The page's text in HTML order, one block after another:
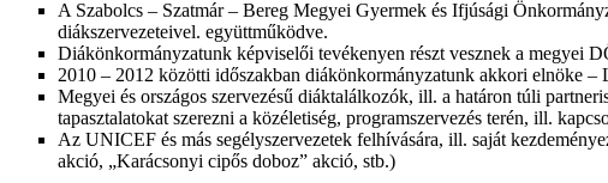
A Szabolcs – Szatmár – Bereg Megyei Gyermek és Ifjúsági
diákszervezeteivel. együttműködve.
Diákönkormányzatunk képviselői tevékenyen részt vesznek a megyei
2010 – 2012 közötti időszakban diákönkormányzatunk akkori elnöke
Megyei és országos szervezésű diáktalálkozók, ill. a határon túli
tapasztalatokat szerezni a közéletiség, programszervezés terén, ill.
Az UNICEF és más segélyszervezetek felhívására, ill. saját
akció, „Karácsonyi cipős doboz” akció, stb.)